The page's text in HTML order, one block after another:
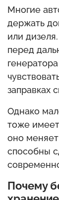
Многие
держать
или
перед
заправках
Однако
тоже
оно
способны
Почему